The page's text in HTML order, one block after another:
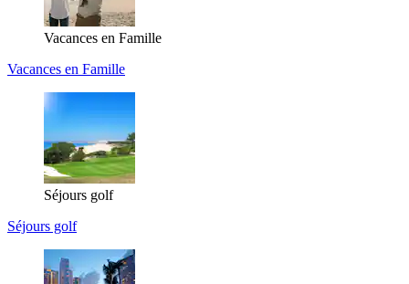
Vacances en Famille
Vacances en Famille
Séjours golf
Séjours golf